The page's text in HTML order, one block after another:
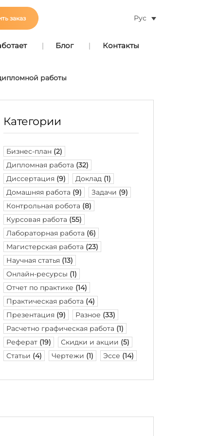
заказ Рус
Блог Контакты
работы
Категории
Бизнес-план (2)
Дипломная работа (32)
Диссертация (9) Доклад (1)
Домашняя работа (9) Задачи (9)
Контрольная робота (8)
Курсовая работа (55)
Лабораторная работа (6)
Магистерская работа (23)
Научная статья (13)
Онлайн-ресурсы (1)
Отчет по практике (14)
Практическая работа (4)
Презентация (9) Разное (33)
Расчетно графическая работа (1)
Реферат (19) Скидки и акции (5)
Статьи (4) Чертежи (1) Эссе (14)